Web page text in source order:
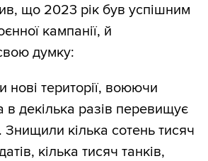
що 2023 рік був успішним
кампанії, й
думку:
нові території, воюючи
в декілька разів перевищує
Знищили кілька сотень тисяч
кілька тисяч танків,